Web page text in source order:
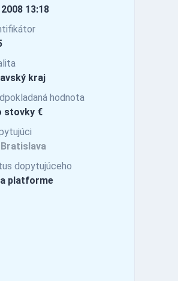
13:18
kraj
hodnota
stovky €
Bratislava
dopytujúceho
platforme